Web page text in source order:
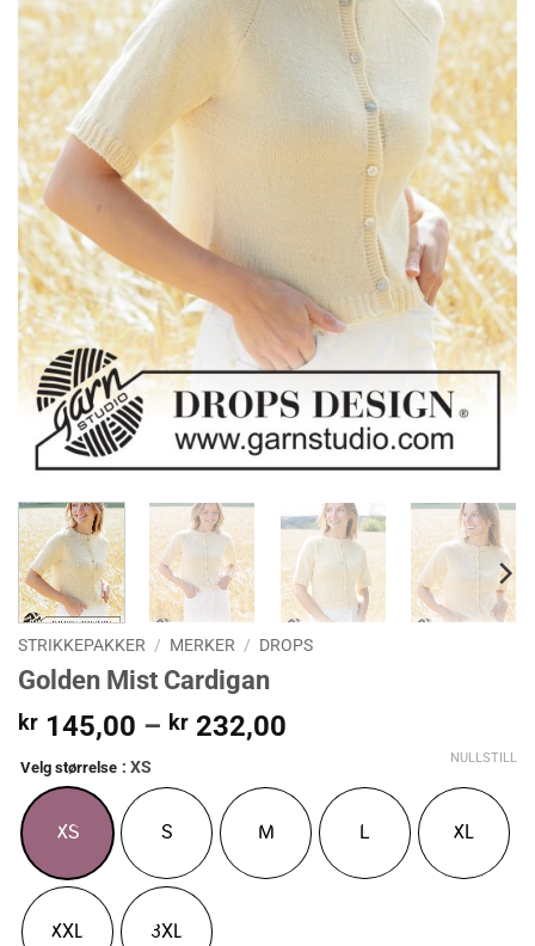
STRIKKEPAKKER / MERKER / DROPS
Golden Mist Cardigan
kr 145,00 – kr 232,00
kr 232,00
Velg størrelse : XS
XS S M L XL
XXL 3XL
NULLSTILL